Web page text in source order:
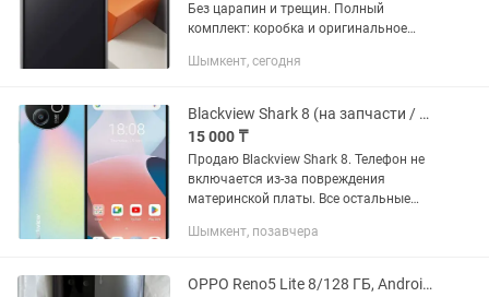
Без царапин и трещин. Полный
комплект: коробка и оригинальное
действует до 19.07.2027. • Основные
Шымкент, сегодня
Blackview Shark 8 (на запчасти / под ремонт)
15 000 ₸
Продаю Blackview Shark 8. Телефон не
включается из-за повреждения
материнской платы. Все остальные
могут использоваться как донор или
Шымкент, позавчера
OPPO Reno5 Lite 8/128 ГБ, Android 13, в хорошем состоянии